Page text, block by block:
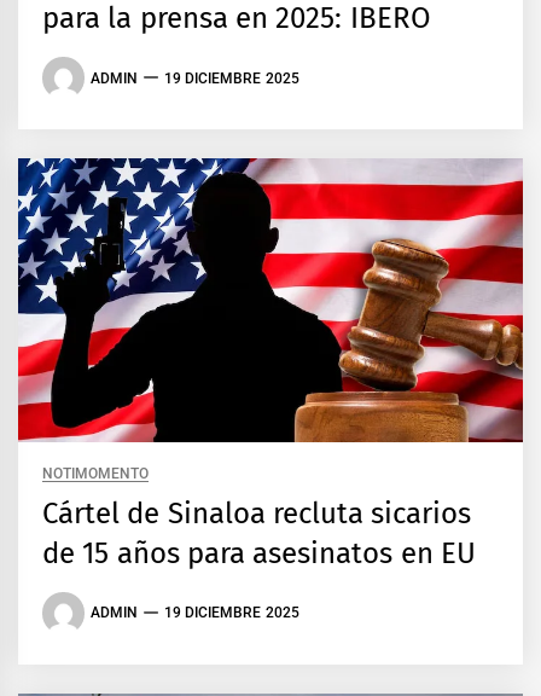
para la prensa en 2025: IBERO
ADMIN 19 DICIEMBRE 2025
NOTIMOMENTO
Cártel de Sinaloa recluta sicarios
de 15 años para asesinatos en EU
ADMIN 19 DICIEMBRE 2025